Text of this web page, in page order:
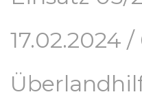
17.02.2024